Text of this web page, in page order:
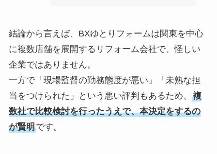
結論から言えば、BXゆとりフォームは関東を中心
に複数店舗を展開するリフォーム会社で、怪しい
企業ではありません。
一方で「現場監督の勤務態度が悪い」「未熟な担
当をつけられた」という悪い評判もあるため、 複
数社で比較検討を行ったうえで、本決定をするの
が賢明です。